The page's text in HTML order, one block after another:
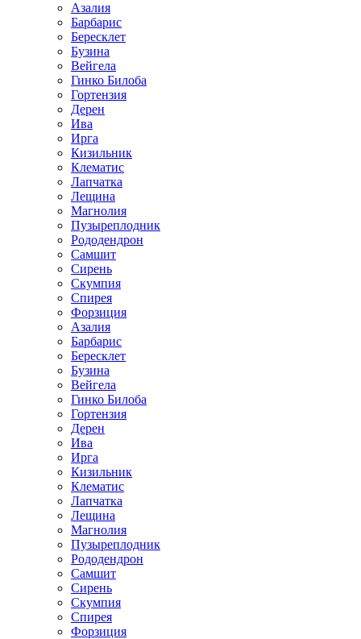
Азалия
Барбарис
Бересклет
Бузина
Вейгела
Гинко Билоба
Гортензия
Дерен
Ива
Ирга
Кизильник
Клематис
Лапчатка
Лещина
Магнолия
Пузыреплодник
Рододендрон
Самшит
Сирень
Скумпия
Спирея
Форзиция
Азалия
Барбарис
Бересклет
Бузина
Вейгела
Гинко Билоба
Гортензия
Дерен
Ива
Ирга
Кизильник
Клематис
Лапчатка
Лещина
Магнолия
Пузыреплодник
Рододендрон
Самшит
Сирень
Скумпия
Спирея
Форзиция